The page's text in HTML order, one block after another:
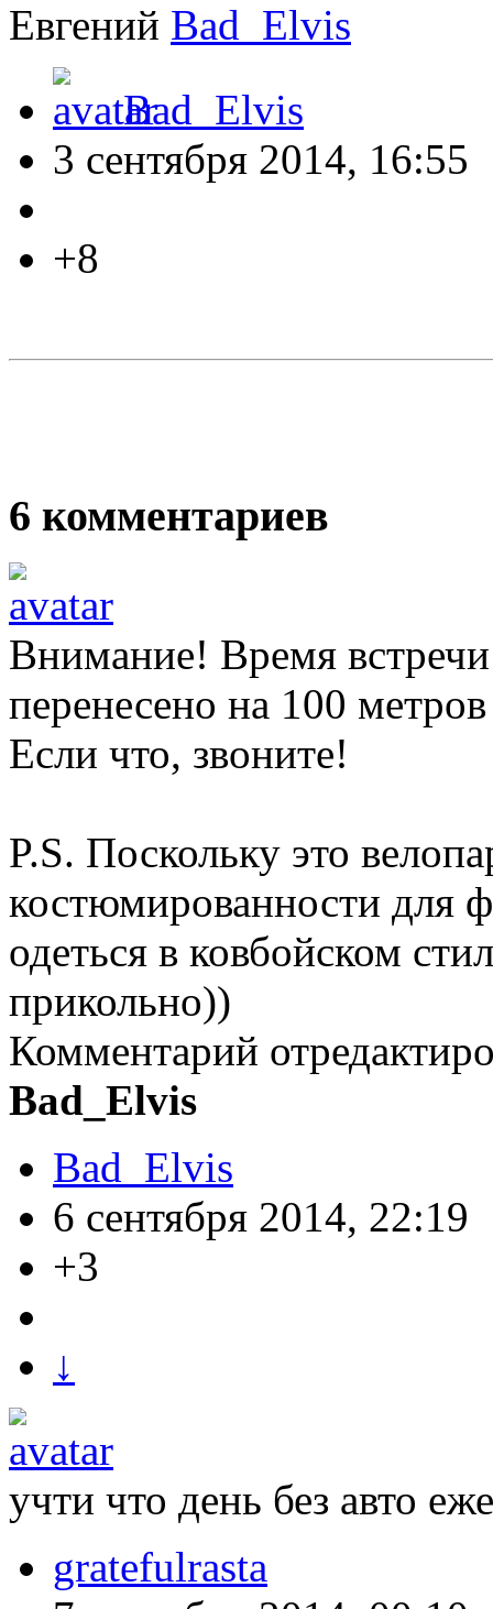
Евгений Bad_Elvis
Bad_Elvis
3 сентября 2014, 16:55
+8
6 комментариев
Внимание! Время
перенесено на 100
Если что, звоните!
P.S. Поскольку это
костюмированности для
одеться в ковбойском
прикольно))
Комментарий
Bad_Elvis
Bad_Elvis
6 сентября 2014, 22:19
+3
↓
учти что день без авто
gratefulrasta